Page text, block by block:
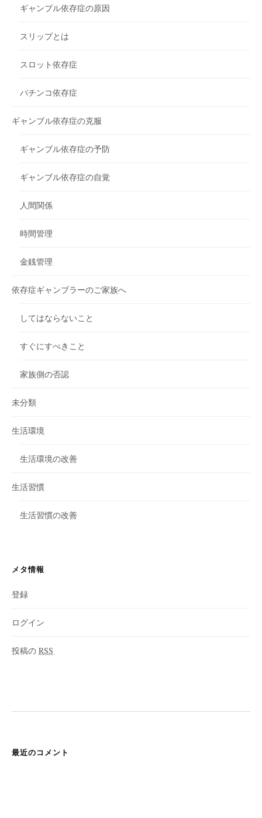
ギャンブル依存症の原因
スリップとは
スロット依存症
パチンコ依存症
ギャンブル依存症の克服
ギャンブル依存症の予防
ギャンブル依存症の自覚
人間関係
時間管理
金銭管理
依存症ギャンブラーのご家族へ
してはならないこと
すぐにすべきこと
家族側の否認
未分類
生活環境
生活環境の改善
生活習慣
生活習慣の改善
メタ情報
登録
ログイン
投稿の RSS
最近のコメント